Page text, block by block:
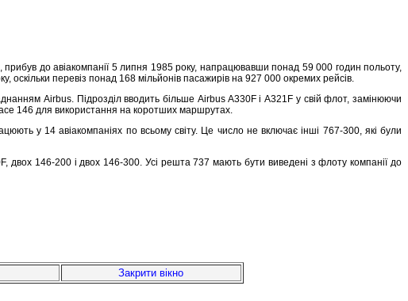
до авіакомпанії 5 липня 1985 року, напрацювавши понад 59 000 годин польоту,
оскільки перевіз понад 168 мільйонів пасажирів на 927 000 окремих рейсів.
Airbus. Підрозділ вводить більше Airbus A330F і A321F у свій флот, замінюючи
146 для використання на коротших маршрутах.
у 14 авіакомпаніях по всьому світу. Це число не включає інші 767-300, які були
двох 146-200 і двох 146-300. Усі решта 737 мають бути виведені з флоту компанії до
Закрити вікно